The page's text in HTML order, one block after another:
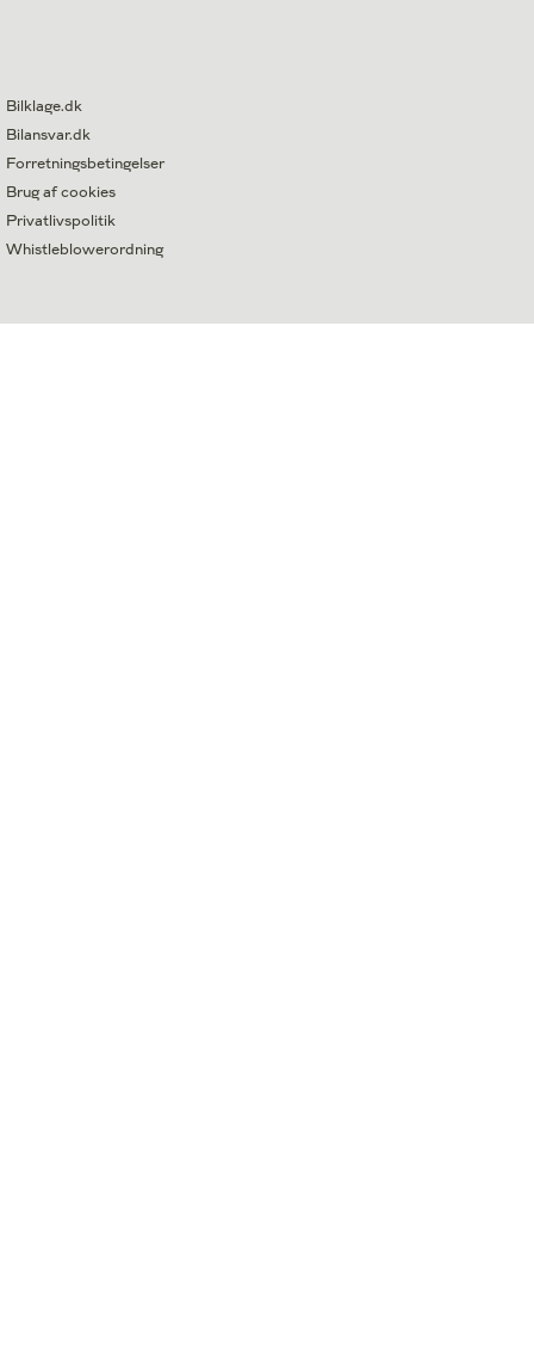
Bilklage.dk
Bilansvar.dk
Forretningsbetingelser
Brug af cookies
Privatlivspolitik
Whistleblowerordning